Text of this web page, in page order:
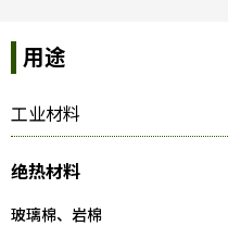
用途
工业材料
绝热材料
玻璃棉、岩棉